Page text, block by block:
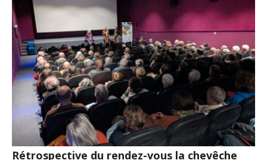
Rétrospective du rendez-vous la chevêche